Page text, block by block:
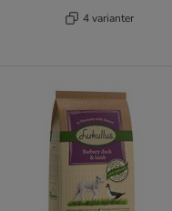
4 varianter